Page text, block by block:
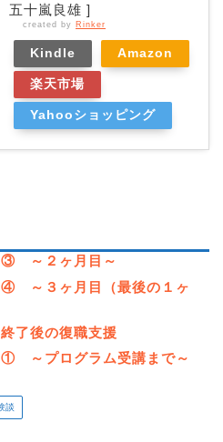
五十嵐良雄 ]
created by Rinker
Kindle Amazon
楽天市場
Yahooショッピング
③ ～２ヶ月目～
④ ～３ヶ月目（最後の１ヶ
了後の復職支援
① ～プログラム受講まで～
談